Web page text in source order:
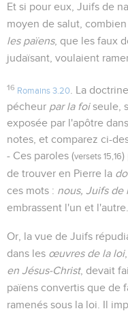
Et si pour eux, Juifs de
moyen de salut,
les païens, que les faux
judaïsant, voulaient
16 Romains 3.20 . La
pécheur par la foiseule,
exposée par l'apôtre dans
notes, et comparez ci-
- Ces paroles (versets 15,16)
de trouver en Pierre la
ces mots : nous, Juifs de
embrassent l'un et
Or, la vue de Juifs
dans les œuvres de la loi
en Jésus-Christ, devait
païens convertis que de
ramenés sous la loi. Il